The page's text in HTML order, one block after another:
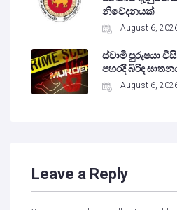
නිවේදනයක්
August 6,
ස්වාමි පුරුෂයා
පහරදී බිරිඳ
August 6,
Leave a Reply